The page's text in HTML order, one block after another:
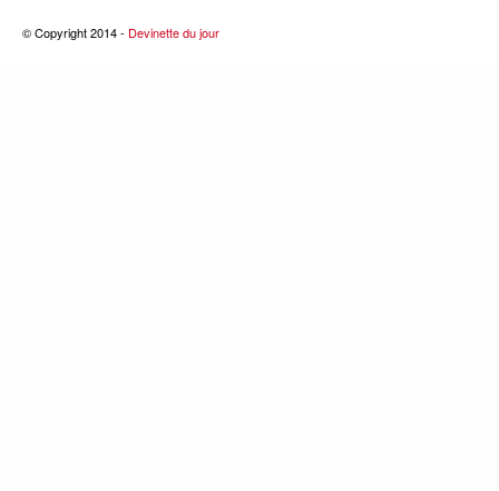
© Copyright 2014 - Devinette du jour